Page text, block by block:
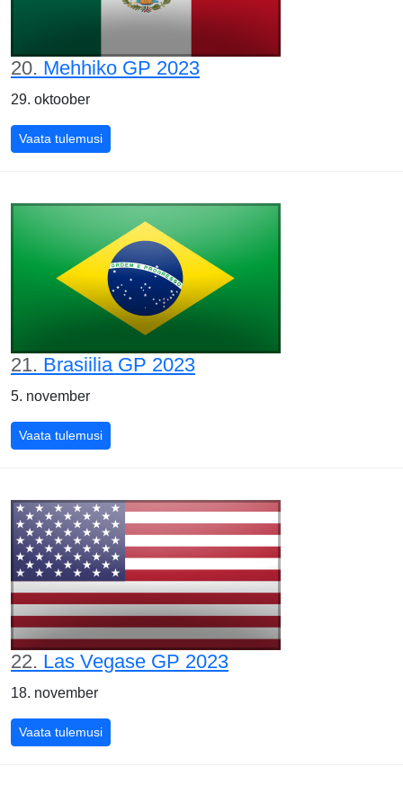
20. Mehhiko GP 2023
29. oktoober
Vaata tulemusiMehhiko GP 2023
21. Brasiilia GP 2023
5. november
Vaata tulemusiBrasiilia GP 2023
22. Las Vegase GP 2023
18. november
Vaata tulemusiLas Vegase GP 2023